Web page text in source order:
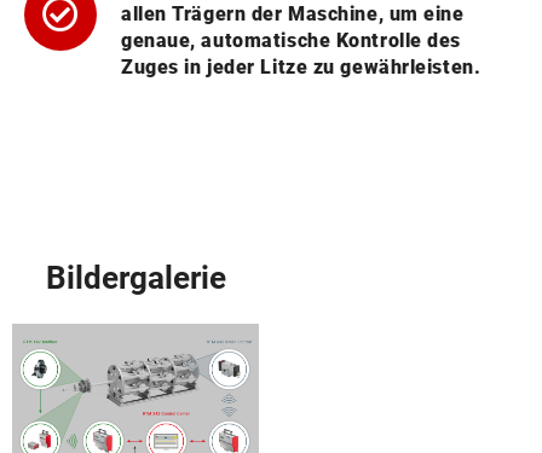
allen Trägern der Maschine, um eine
genaue, automatische Kontrolle des
Zuges in jeder Litze zu gewährleisten.
Bildergalerie